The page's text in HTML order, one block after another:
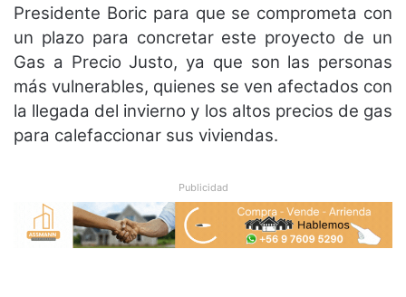
Presidente Boric para que se comprometa con
un plazo para concretar este proyecto de un
Gas a Precio Justo, ya que son las personas
más vulnerables, quienes se ven afectados con
la llegada del invierno y los altos precios de gas
para calefaccionar sus viviendas.
Publicidad